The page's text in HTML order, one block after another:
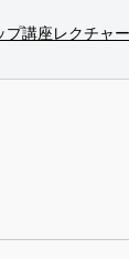
プ講座レクチャー